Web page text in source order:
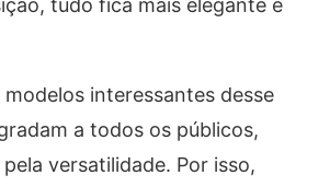
tudo fica mais elegante e
modelos interessantes desse
a todos os públicos,
versatilidade. Por isso,